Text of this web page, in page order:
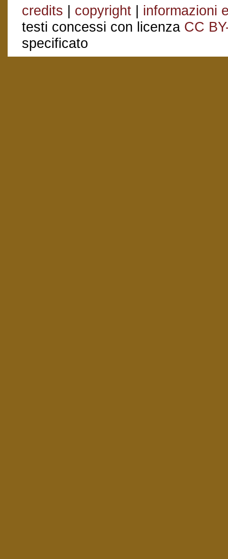
credits | copyright | informazioni
testi concessi con licenza CC
specificato